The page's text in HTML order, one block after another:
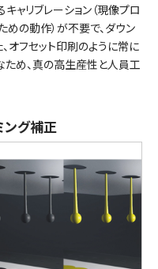
ャリブレーション（現像プロ
の動作）が不要で、ダウン
オフセット印刷のように常に
め、真の高生産性と人員工
ング補正